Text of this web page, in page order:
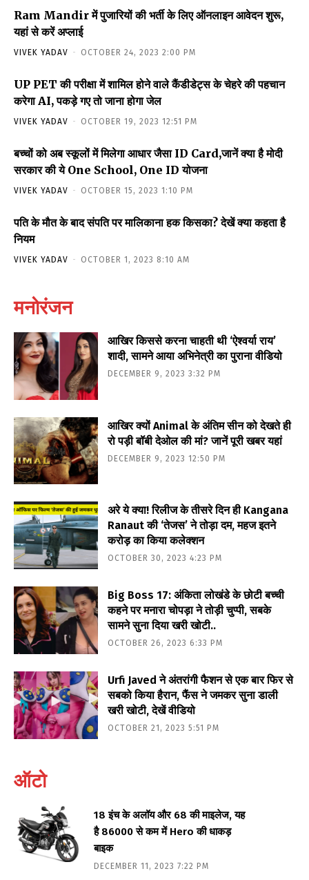
Ram Mandir में पुजारियों की भर्ती के लिए ऑनलाइन आवेदन शुरू,
यहां से करें अप्लाई
VIVEK YADAV - OCTOBER 24, 2023 2:00 PM
UP PET की परीक्षा में शामिल होने वाले कैंडीडेट्स के चेहरे की पहचान
करेगा AI, पकड़े गए तो जाना होगा जेल
VIVEK YADAV - OCTOBER 19, 2023 12:51 PM
बच्चों को अब स्कूलों में मिलेगा आधार जैसा ID Card,जानें क्या है मोदी
सरकार की ये One School, One ID योजना
VIVEK YADAV - OCTOBER 15, 2023 1:10 PM
पति के मौत के बाद संपति पर मालिकाना हक किसका? देखें क्या कहता है
नियम
VIVEK YADAV - OCTOBER 1, 2023 8:10 AM
मनोरंजन
आखिर किससे करना चाहती थी ‘ऐश्वर्या राय’
शादी, सामने आया अभिनेत्री का पुराना वीडियो
DECEMBER 9, 2023 3:32 PM
आखिर क्यों Animal के अंतिम सीन को देखते ही
रो पड़ी बॉबी देओल की मां? जानें पूरी खबर यहां
DECEMBER 9, 2023 12:50 PM
अरे ये क्या! रिलीज के तीसरे दिन ही Kangana
Ranaut की ‘तेजस’ ने तोड़ा दम, महज इतने
करोड़ का किया कलेक्शन
OCTOBER 30, 2023 4:23 PM
Big Boss 17: अंकिता लोखंडे के छोटी बच्ची
कहने पर मनारा चोपड़ा ने तोड़ी चुप्पी, सबके
सामने सुना दिया खरी खोटी..
OCTOBER 26, 2023 6:33 PM
Urfi Javed ने अंतरांगी फैशन से एक बार फिर से
सबको किया हैरान, फैंस ने जमकर सुना डाली
खरी खोटी, देखें वीडियो
OCTOBER 21, 2023 5:51 PM
ऑटो
18 इंच के अलॉय और 68 की माइलेज, यह
है 86000 से कम में Hero की धाकड़
बाइक
DECEMBER 11, 2023 7:22 PM